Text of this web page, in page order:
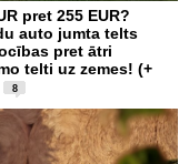
pret 255 EUR?
auto jumta telts
pret ātri
telti uz zemes! (+
8